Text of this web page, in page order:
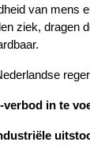
van mens
ziek, dragen
verbod in te